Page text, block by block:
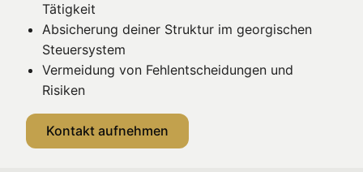
Tätigkeit
Absicherung deiner Struktur im georgischen
Steuersystem
Vermeidung von Fehlentscheidungen und
Risiken
Kontakt aufnehmen